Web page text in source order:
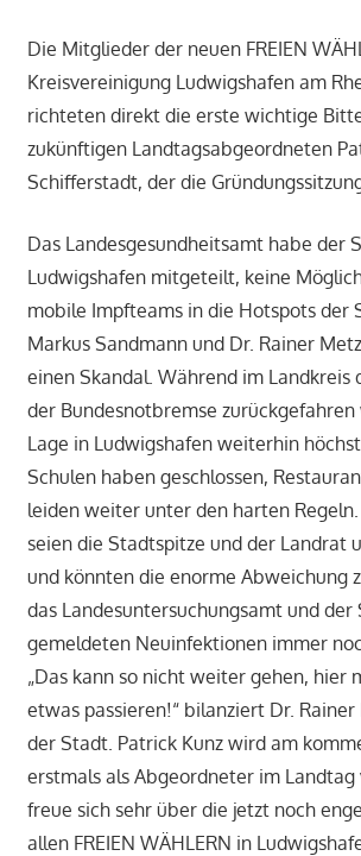
Die Mitglieder der neuen FREIEN
Kreisvereinigung Ludwigshafen am
richteten direkt die erste wichtige
zukünftigen Landtagsabgeordneten
Schifferstadt, der die
Das Landesgesundheitsamt habe der
Ludwigshafen mitgeteilt, keine
mobile Impfteams in die Hotspots der
Markus Sandmann und Dr. Rainer
einen Skandal. Während im Landkreis
der Bundesnotbremse
Lage in Ludwigshafen weiterhin
Schulen haben geschlossen,
leiden weiter unter den harten
seien die Stadtspitze und der Landrat
und könnten die enorme Abweichung
das Landesuntersuchungsamt und der
gemeldeten Neuinfektionen immer
„Das kann so nicht weiter gehen, hier
etwas passieren!“ bilanziert Dr. Rainer
der Stadt. Patrick Kunz wird am
erstmals als Abgeordneter im Landtag
freue sich sehr über die jetzt noch
allen FREIEN WÄHLERN in